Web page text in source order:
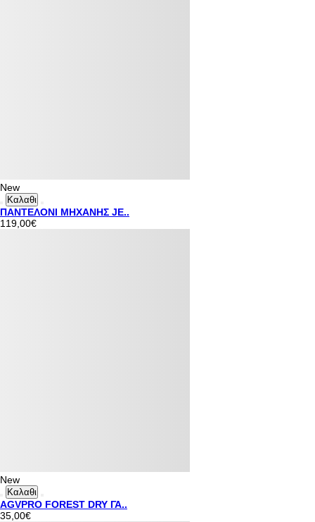
New
Καλαθι
ΠΑΝΤΕΛΟΝΙ ΜΗΧΑΝΗΣ JE..
119,00€
New
Καλαθι
AGVPRO FOREST DRY ΓΑ..
35,00€